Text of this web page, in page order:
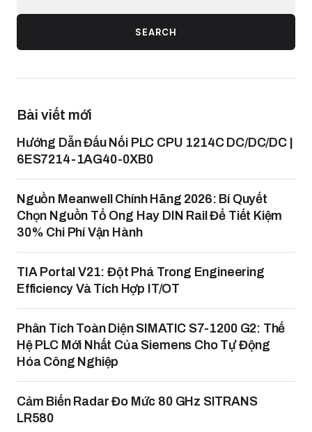
SEARCH
Bài viết mới
Hướng Dẫn Đấu Nối PLC CPU 1214C DC/DC/DC |
6ES7214-1AG40-0XB0
Nguồn Meanwell Chính Hãng 2026: Bí Quyết
Chọn Nguồn Tổ Ong Hay DIN Rail Để Tiết Kiệm
30% Chi Phí Vận Hành
TIA Portal V21: Đột Phá Trong Engineering
Efficiency Và Tích Hợp IT/OT
Phân Tích Toàn Diện SIMATIC S7-1200 G2: Thế
Hệ PLC Mới Nhất Của Siemens Cho Tự Động
Hóa Công Nghiệp
Cảm Biến Radar Đo Mức 80 GHz SITRANS
LR580